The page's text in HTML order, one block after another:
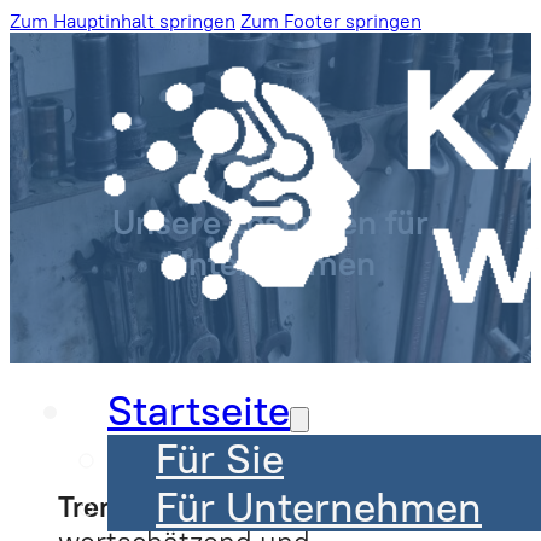
Zum Hauptinhalt springen Zum Footer springen
Startseite
Für Sie
Für Unternehmen
Unsere Lösungen für
Unternehmen
Trennungsgespräche